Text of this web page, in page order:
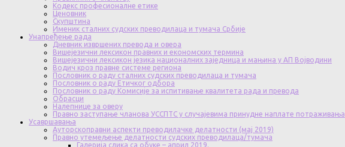
Кодекс професионалне етике
Ценовник
Скупштина
Именик сталних судских преводилаца и тумача Србије
Унапређење рада
Дневник извршених превода и овера
Вишејезични лексикон правних и економских термина
Вишејезични лексикон језика националних заједница и мањина у АП Војводини
Водич кроз правне системе региона
Пословник о раду сталних судских преводилаца и тумача
Пословник о раду Етичког одбора
Пословник о раду Комисије за испитивање квалитета рада и превода
Обрасци
Налепнице за оверу
Правно заступање чланова УССПТС у случајевима принудне наплате потраживања
Усавршавања
Ауторскоправни аспекти преводилачке делатности (мај 2019)
Правно утемељење делатности судских преводилаца/тумача
Галерија слика са обуке – април 2019.